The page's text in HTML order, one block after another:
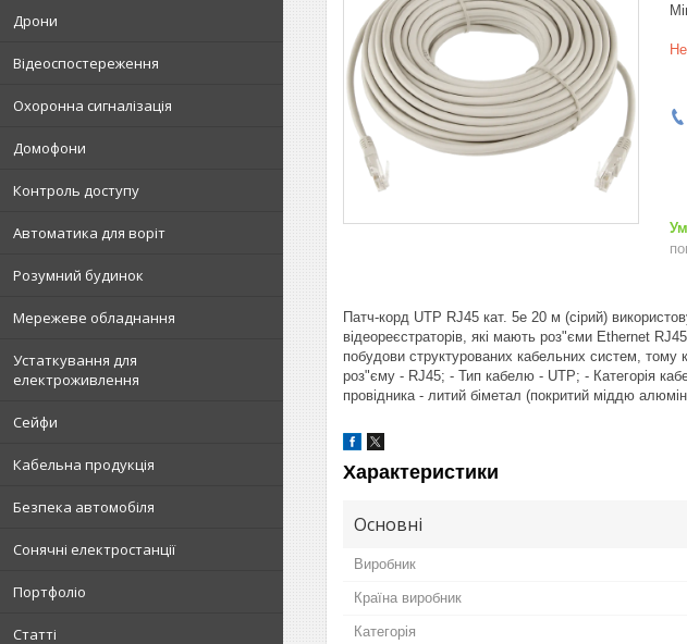
Дрони
Відеоспостереження
Охоронна сигналізація
Домофони
Контроль доступу
Автоматика для воріт
Розумний будинок
Мережеве обладнання
Устаткування для
електроживлення
Сейфи
Кабельна продукція
Безпека автомобіля
Сонячні електростанції
Портфоліо
Статті
Патч-корд UTP RJ45 кат. 5e 20 м (сірий)
відеореєстраторів, які мають роз"єми Ethernet
побудови структурованих кабельних систем, тому
роз"єму - RJ45; - Тип кабелю - UTP; - Категорія
провідника - литий біметал (покритий міддю
Характеристики
Основні
Виробник
Країна виробник
Категорія